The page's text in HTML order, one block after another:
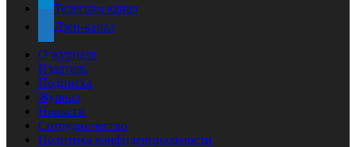
Телеграм канал
Дзен-канал
О журнале
Издатель
Подписка
Журнал
Новости
Сотрудничество
Политика конфиденциальности